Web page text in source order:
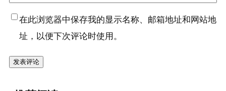
在此浏览器中保存我的显示名称、邮箱地址和网站地
址，以便下次评论时使用。